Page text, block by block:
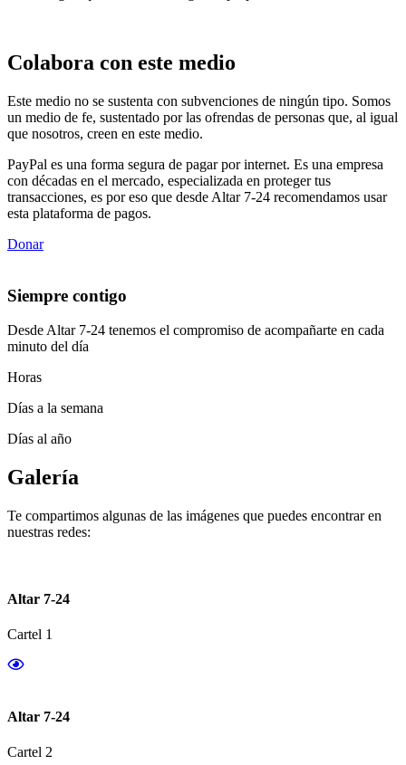
Colabora con este medio
Este medio no se sustenta con subvenciones de ningún tipo. Somos
un medio de fe, sustentado por las ofrendas de personas que, al igual
que nosotros, creen en este medio.
PayPal es una forma segura de pagar por internet. Es una empresa
con décadas en el mercado, especializada en proteger tus
transacciones, es por eso que desde Altar 7-24 recomendamos usar
esta plataforma de pagos.
Donar
Siempre contigo
Desde Altar 7-24 tenemos el compromiso de acompañarte en cada
minuto del día
Horas
Días a la semana
Días al año
Galería
Te compartimos algunas de las imágenes que puedes encontrar en
nuestras redes:
Altar 7-24
Cartel 1
Altar 7-24
Cartel 2